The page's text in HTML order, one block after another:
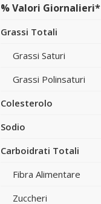
% Valori Giornalieri*
Grassi Totali
Grassi Saturi
Grassi Polinsaturi
Colesterolo
Sodio
Carboidrati Totali
Fibra Alimentare
Zuccheri